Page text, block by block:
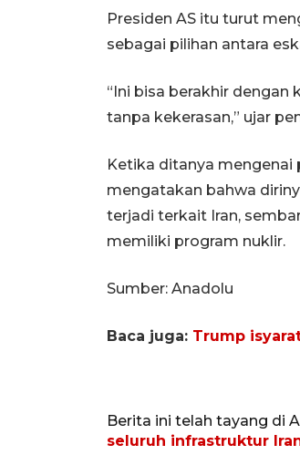
Presiden AS itu turut
sebagai pilihan antara
“Ini bisa berakhir dengan
tanpa kekerasan,” ujar
Ketika ditanya mengenai
mengatakan bahwa
terjadi terkait Iran,
memiliki program nuklir.
Sumber: Anadolu
Baca juga: Trump
Berita ini telah tayang di
seluruh infrastruktur